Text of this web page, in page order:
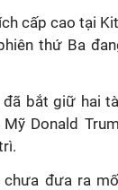
cấp cao tại
thứ Ba
bắt giữ hai
Donald
đưa ra